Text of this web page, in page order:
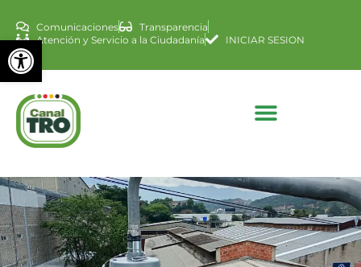
Abrir barra de
Comunicaciones
Transparencia
Atención y Servicio a la Ciudadanía
INICIAR SESION